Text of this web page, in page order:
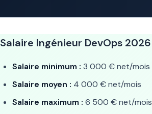
Salaire Ingénieur DevOps
Salaire minimum : 3 000 € net/mois
Salaire moyen : 4 000 € net/mois
Salaire maximum : 6 500 € net/mois